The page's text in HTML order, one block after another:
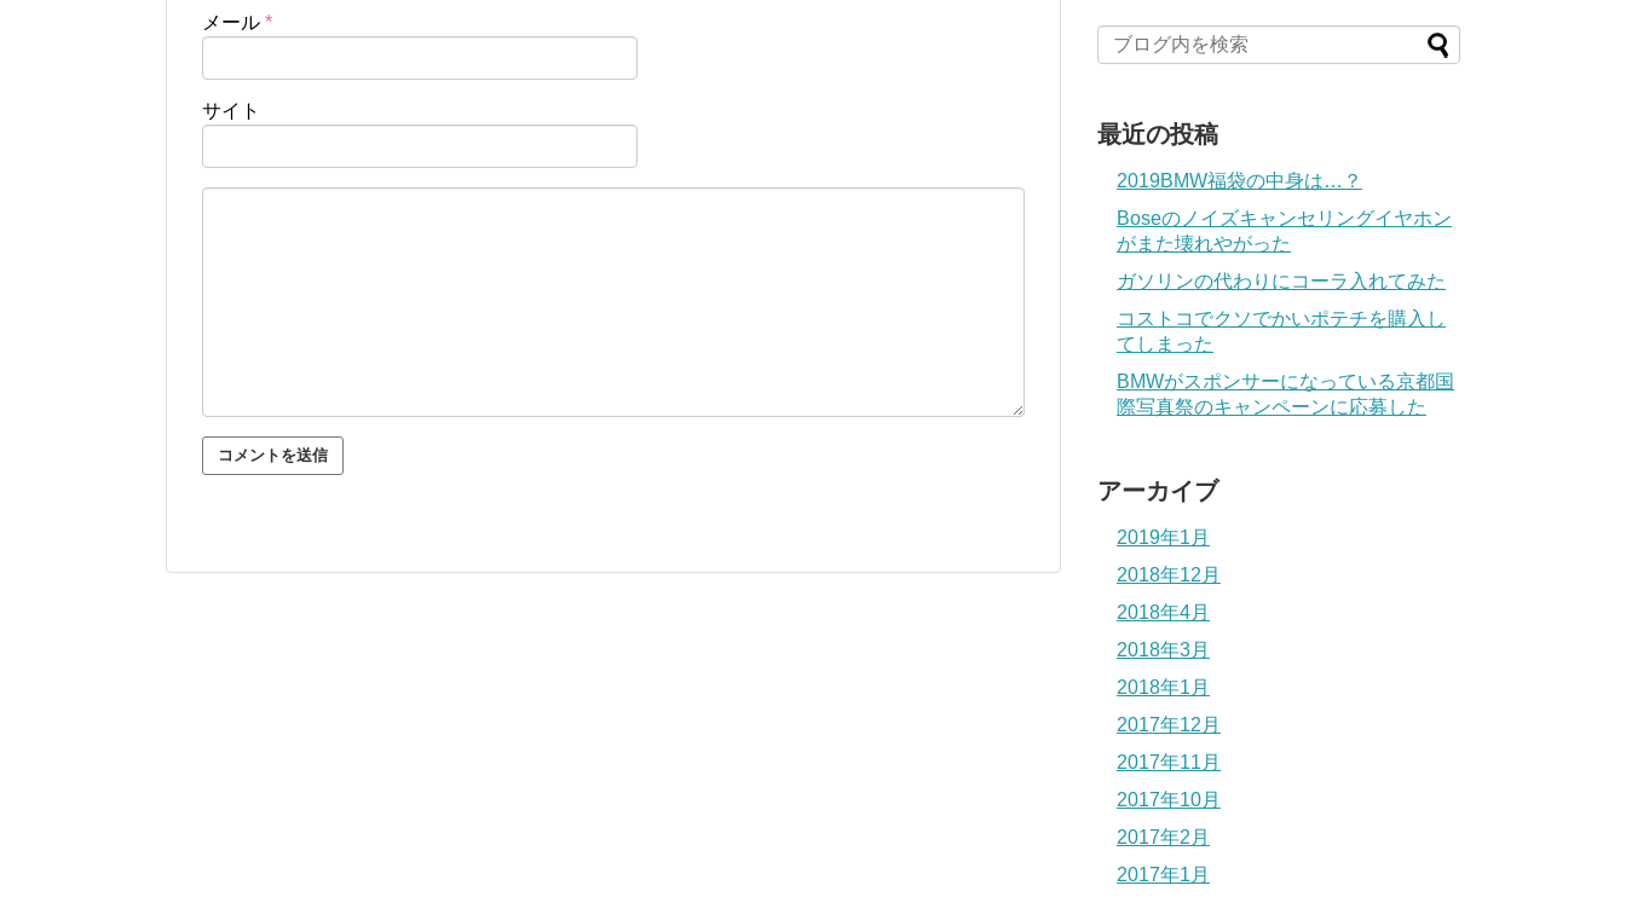
メール *
サイト
最近の投稿
2019BMW福袋の中身は…？
Boseのノイズキャンセリングイヤホン
がまた壊れやがった
ガソリンの代わりにコーラ入れてみた
コストコでクソでかいポテチを購入し
てしまった
BMWがスポンサーになっている京都国
際写真祭のキャンペーンに応募した
アーカイブ
2019年1月
2018年12月
2018年4月
2018年3月
2018年1月
2017年12月
2017年11月
2017年10月
2017年2月
2017年1月